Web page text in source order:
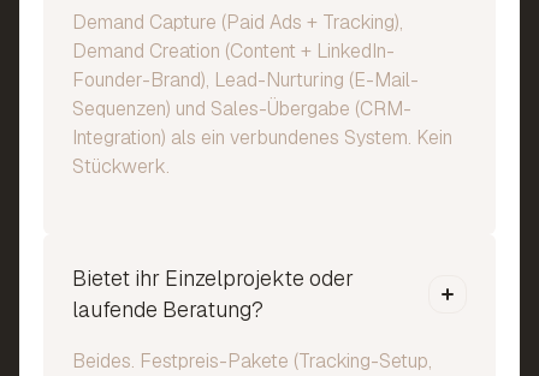
Demand Capture (Paid Ads + Tracking),
Demand Creation (Content + LinkedIn-
Founder-Brand), Lead-Nurturing (E-Mail-
Sequenzen) und Sales-Übergabe (CRM-
Integration) als ein verbundenes System. Kein
Stückwerk.
Bietet ihr Einzelprojekte oder
laufende Beratung?
Beides. Festpreis-Pakete (Tracking-Setup,